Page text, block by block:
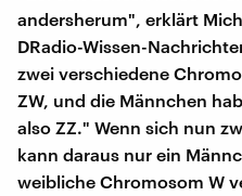
andersherum", erklärt
DRadio-Wissen-
zwei verschiedene
ZW, und die Männchen
also ZZ." Wenn sich nun
kann daraus nur ein
weibliche Chromosom W